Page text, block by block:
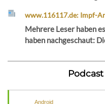
www.116117.de: Impf-
Mehrere Leser haben
haben nachgeschaut:
Android